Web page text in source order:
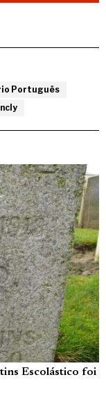
Português
Escolástico foi